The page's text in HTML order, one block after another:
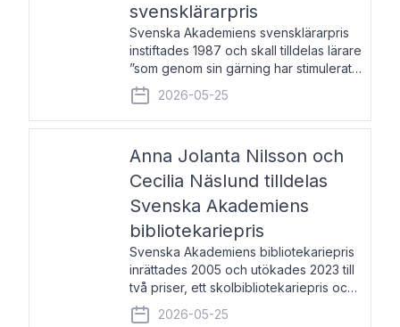
svensklärarpris
Svenska Akademiens svensklärarpris
instiftades 1987 och skall tilldelas lärare
”som genom sin gärning har stimulerat
intresset hos unga människor för
svenska språket och litteraturen”.
Prisutdelning och samtal med
2026-05-25
Anna Jolanta Nilsson och
Cecilia Näslund tilldelas
Svenska Akademiens
bibliotekariepris
Svenska Akademiens bibliotekariepris
inrättades 2005 och utökades 2023 till
två priser, ett skolbibliotekariepris och
ett folkbibliotekariepris. Priserna skall
tilldelas bibliotekarier vid svenska folk-
2026-05-25